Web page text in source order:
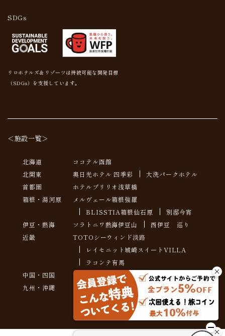
SDGs
リロホテルズ＆リゾーツは持続可能な開発目標
（SDGs）を支援しています。
＜施設一覧＞
北海道
ココテル函館
北関東
奥日光ホテル 四季彩
大洗パークホテル
首都圏
ホテルブリリオ浅草橋
箱根・湯河原
メルヴェール箱根強羅
BLISSTIA箱根仙石原
別邸今宵
伊豆・熱海
ソラトニワ熱海伊豆山
西伊豆 巡り
近畿
TOTOシーウィンド淡路
レイセニット城崎スイートVILLA
ラコンテ有馬
中国・四国
賀茂川荘
湯喜望 白扇
九州・沖縄
ホステル イル ファーロ 久留米
VIVOVIVA石垣島